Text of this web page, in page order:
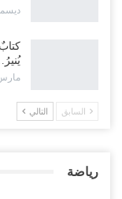
ديسمبر 19,
مارس 4,
السابق التالي
رياضة